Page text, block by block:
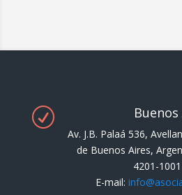
R
Av. J.B. Palaá 536,
de Buenos Aires,
4201-
E-mail: